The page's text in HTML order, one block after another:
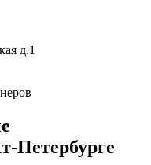
д.1
Петербурге